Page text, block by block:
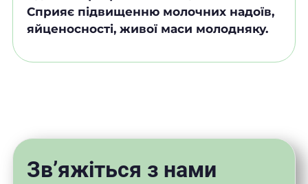
Сприяє підвищенню молочних надоїв,
яйценосності, живої маси молодняку.
Зв’яжіться з нами